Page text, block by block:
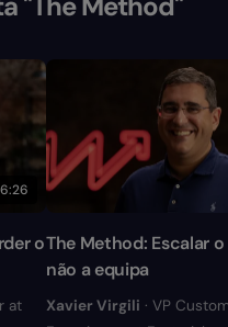
o
at
The Method: Escalar
não a equipa
Xavier Virgili · VP